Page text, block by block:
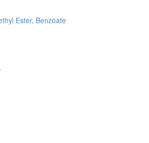
Ester, Benzoate